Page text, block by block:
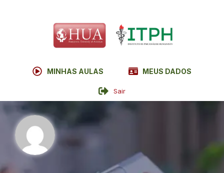
MINHAS AULAS MEUS DADOS
Sair